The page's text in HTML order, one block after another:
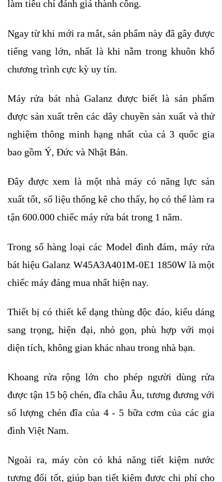
làm tiêu chí đánh giá thành công.
Ngay từ khi mới ra mắt, sản phẩm này đã gây được
tiếng vang lớn, nhất là khi nằm trong khuôn khổ
chương trình cực kỳ uy tín.
Máy rửa bát nhà Galanz được biết là sản phẩm
được sản xuất trên các dây chuyền sản xuất và thử
nghiệm thông minh hạng nhất của cả 3 quốc gia
bao gồm Ý, Đức và Nhật Bản.
Đây được xem là một nhà máy có năng lực sản
xuất tốt, số liệu thống kê cho thấy, họ có thể làm ra
tận 600.000 chiếc máy rửa bát trong 1 năm.
Trong số hàng loại các Model đình đám, máy rửa
bát hiệu Galanz W45A3A401M-0E1 1850W là một
chiếc máy đáng mua nhất hiện nay.
Thiết bị có thiết kế dạng thùng độc đáo, kiểu dáng
sang trọng, hiện đại, nhỏ gọn, phù hợp với mọi
diện tích, không gian khác nhau trong nhà bạn.
Khoang rửa rộng lớn cho phép người dùng rửa
được tận 15 bộ chén, đĩa châu Âu, tương đương với
số lượng chén đĩa của 4 - 5 bữa cơm của các gia
đình Việt Nam.
Ngoài ra, máy còn có khả năng tiết kiệm nước
tương đối tốt, giúp bạn tiết kiệm được chi phí cho